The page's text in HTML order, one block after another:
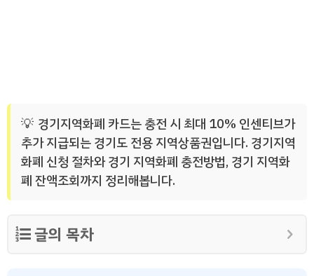
경기지역화폐 카드는 충전 시 최대 10% 인센티브가
추가 지급되는 경기도 전용 지역상품권입니다. 경기지역
화폐 신청 절차와 경기 지역화폐 충전방법, 경기 지역화
폐 잔액조회까지 정리해봅니다.
글의 목차